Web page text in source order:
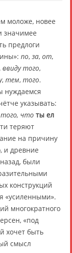
моложе, новее
значимее
предлоги
по, за, от,
ввиду того,
, тем, того.
нуждаемся
указывать:
того, что ты ел
теряют
на причину
и древние
были
конструкций
«усиленными».
многократного
«под
хочет быть
смысл